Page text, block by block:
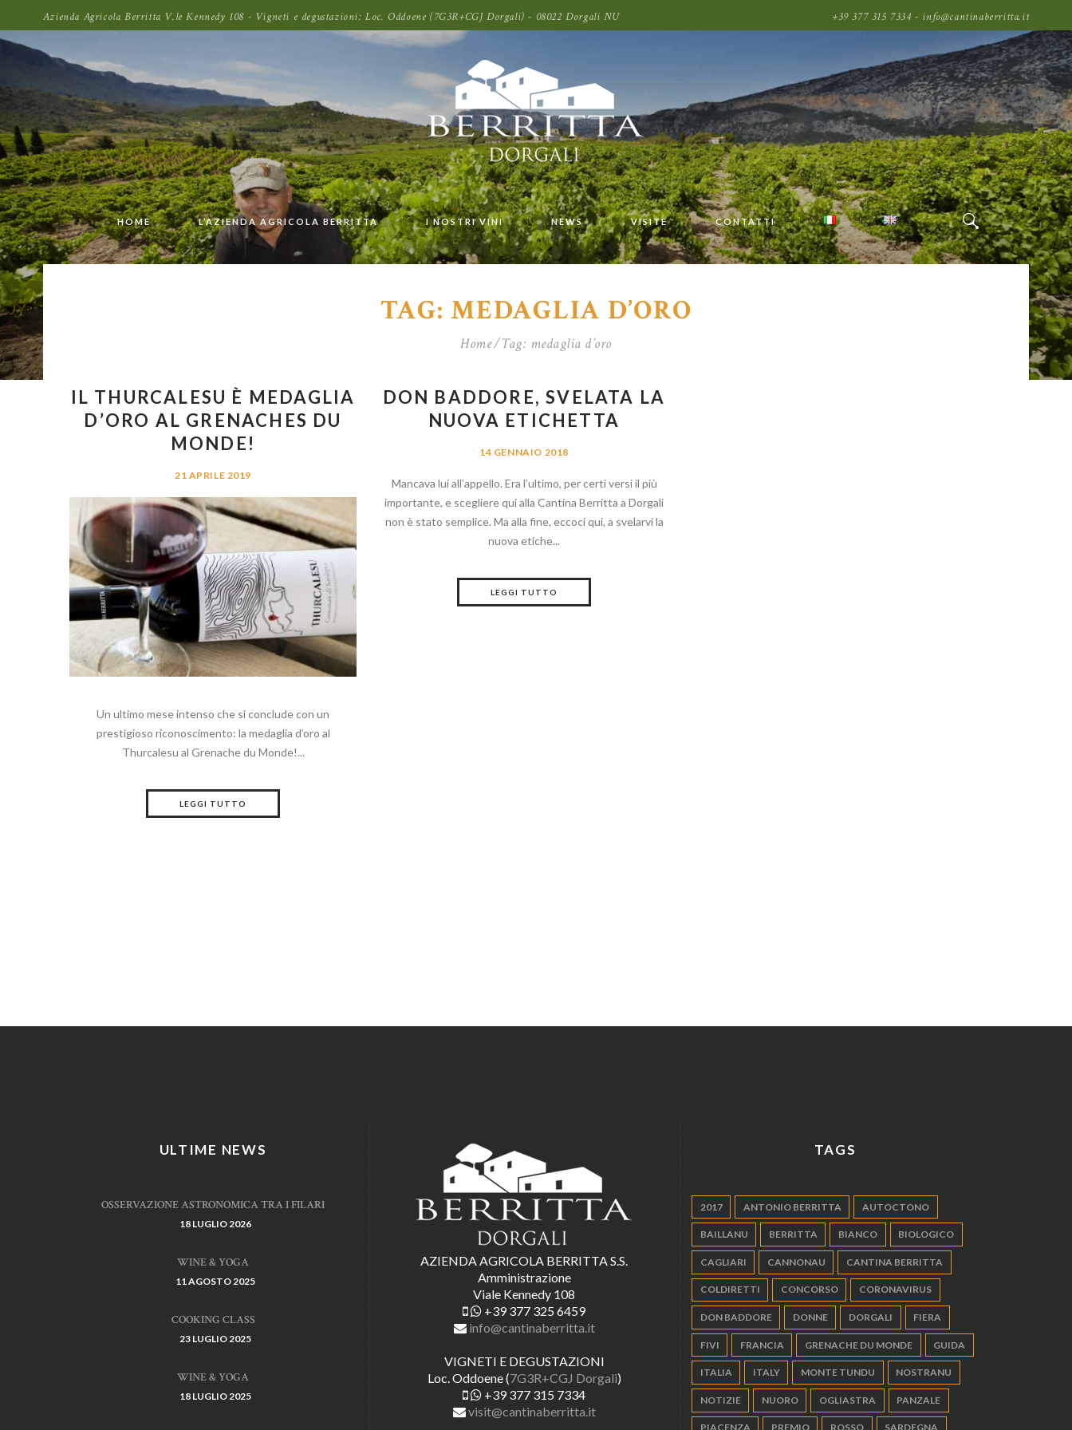
Azienda Agricola Berritta V.le Kennedy 108 - Vigneti e degustazioni: Loc. Oddoene (7G3R+CGJ Dorgali) - 08022 Dorgali NU +39 377 315 7334 - info@cantinaberritta.it
HOME L’AZIENDA AGRICOLA BERRITTA I NOSTRI VINI NEWS VISITE CONTATTI
TAG: MEDAGLIA D’ORO
Home Tag: medaglia d’oro
IL THURCALESU È MEDAGLIA
D’ORO AL GRENACHES DU
MONDE!
21 APRILE 2019
Un ultimo mese intenso che si conclude con un
prestigioso riconoscimento: la medaglia d’oro al
Thurcalesu al Grenache du Monde!...
LEGGI TUTTO
DON BADDORE, SVELATA LA
NUOVA ETICHETTA
14 GENNAIO 2018
Mancava lui all’appello. Era l’ultimo, per certi versi il più
importante, e scegliere qui alla Cantina Berritta a Dorgali
non è stato semplice. Ma alla fine, eccoci qui, a svelarvi la
nuova etiche...
LEGGI TUTTO
ULTIME NEWS
OSSERVAZIONE ASTRONOMICA TRA I FILARI
18 LUGLIO 2026
WINE & YOGA
11 AGOSTO 2025
COOKING CLASS
23 LUGLIO 2025
WINE & YOGA
18 LUGLIO 2025
AZIENDA AGRICOLA BERRITTA S.S.
Amministrazione
Viale Kennedy 108
+39 377 325 6459
info@cantinaberritta.it
VIGNETI E DEGUSTAZIONI
Loc. Oddoene (7G3R+CGJ Dorgali)
+39 377 315 7334
visit@cantinaberritta.it
TAGS
2017 ANTONIO BERRITTA AUTOCTONO
BAILLANU BERRITTA BIANCO BIOLOGICO
CAGLIARI CANNONAU CANTINA BERRITTA
COLDIRETTI CONCORSO CORONAVIRUS
DON BADDORE DONNE DORGALI FIERA
FIVI FRANCIA GRENACHE DU MONDE GUIDA
ITALIA ITALY MONTE TUNDU NOSTRANU
NOTIZIE NUORO OGLIASTRA PANZALE
PIACENZA PREMIO ROSSO SARDEGNA